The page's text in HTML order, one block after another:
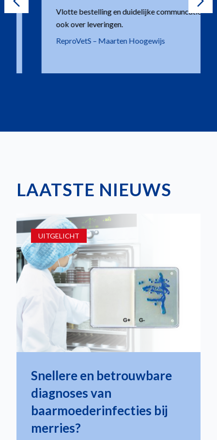
Vlotte bestelling en duidelijke communcatie,
ook over leveringen.
ReproVetS – Maarten Hoogewijs
LAATSTE NIEUWS
UITGELICHT
Snellere en betrouwbare
diagnoses van
baarmoederinfecties bij
merries?